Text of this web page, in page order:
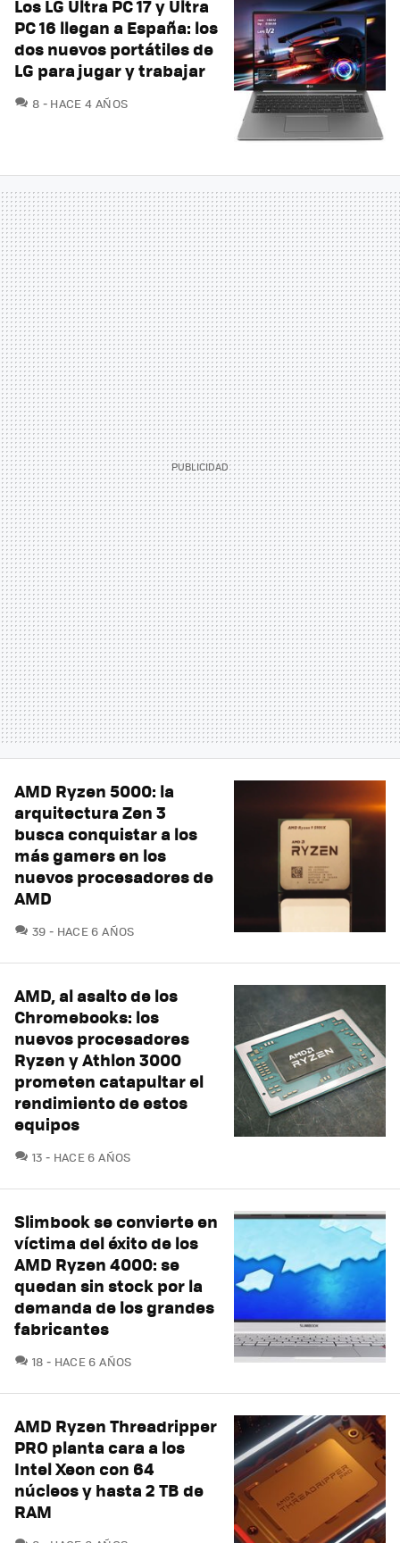
Los LG Ultra PC 17 y Ultra
PC 16 llegan a España: los
dos nuevos portátiles de
LG para jugar y trabajar
8 COMENTARIOS
HACE 4 AÑOS
AMD Ryzen 5000: la
arquitectura Zen 3
busca conquistar a los
más gamers en los
nuevos procesadores de
AMD
39 COMENTARIOS
HACE 6 AÑOS
AMD, al asalto de los
Chromebooks: los
nuevos procesadores
Ryzen y Athlon 3000
prometen catapultar el
rendimiento de estos
equipos
13 COMENTARIOS
HACE 6 AÑOS
Slimbook se convierte en
víctima del éxito de los
AMD Ryzen 4000: se
quedan sin stock por la
demanda de los grandes
fabricantes
18 COMENTARIOS
HACE 6 AÑOS
AMD Ryzen Threadripper
PRO planta cara a los
Intel Xeon con 64
núcleos y hasta 2 TB de
RAM